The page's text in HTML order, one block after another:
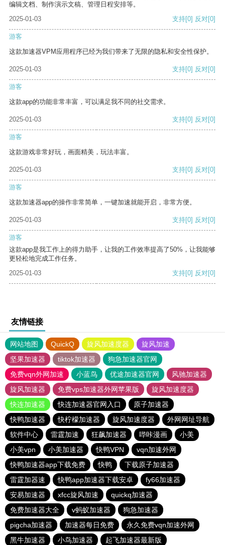
编辑文档、制作演示文稿、管理日程安排等。
2025-01-03
支持[0] 反对[0]
游客
这款加速器VPM应用程序已经为我们带来了无限的隐私和安全性保护。
2025-01-03 支持[0] 反对[0]
游客
这款app的功能非常丰富，可以满足我不同的社交需求。
2025-01-03 支持[0] 反对[0]
游客
这款游戏非常好玩，画面精美，玩法丰富。
2025-01-03 支持[0] 反对[0]
游客
这款加速器app的操作非常简单，一键加速就能开启，非常方便。
2025-01-03 支持[0] 反对[0]
游客
这款app是我工作上的得力助手，让我的工作效率提高了50%，让我能够
更轻松地完成工作任务。
2025-01-03
支持[0] 反对[0]
友情链接
网站地图 QuickQ 旋风加速度器
旋风加速
坚果加速器
tiktok加速器
狗急加速器官网
免费vqn外网加速
小蓝鸟 优途加速器官网
风驰加速器
旋风加速器
免费vps加速器外网苹果版
旋风加速度器
快连加速器
快连加速器官网入口
原子加速器
快鸭加速器
快柠檬加速器 旋风加速度器
外网网址导航
软件中心
雷霆加速 狂飙加速器 哔咔漫画
小美
小美vpn
小美加速器 快鸭VPN
vqn加速外网
快鸭加速器app下载免费
快鸭
下载原子加速器
雷霆加器速
快鸭app加速器下载安卓
fy66加速器
安易加速器
xfcc旋风加速
quickq加速器
免费加速器大全
v蚂蚁加速器
狗急加速器
pigcha加速器
加速器每日免费
永久免费vqn加速外网
黑牛加速器
小鸟加速器 起飞加速器最新版